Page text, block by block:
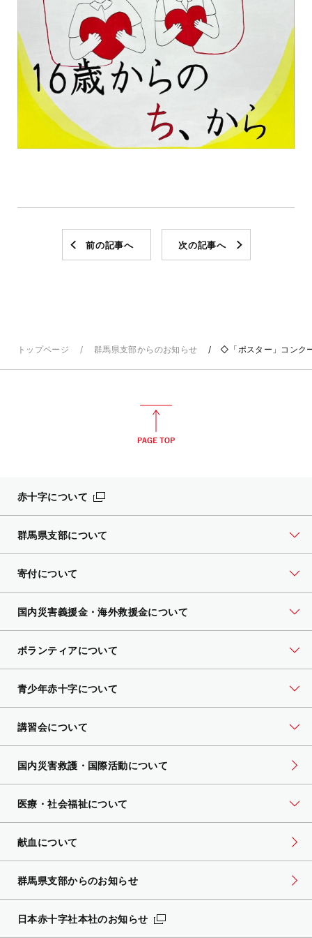
前の記事へ 次の記事へ
トップページ 群馬県支部からのお知らせ ◇「ポスター」コンク
赤十字について
群馬県支部について
寄付について
国内災害義援金・海外救援金について
ボランティアについて
青少年赤十字について
講習会について
国内災害救護・国際活動について
医療・社会福祉について
献血について
群馬県支部からのお知らせ
日本赤十字社本社のお知らせ